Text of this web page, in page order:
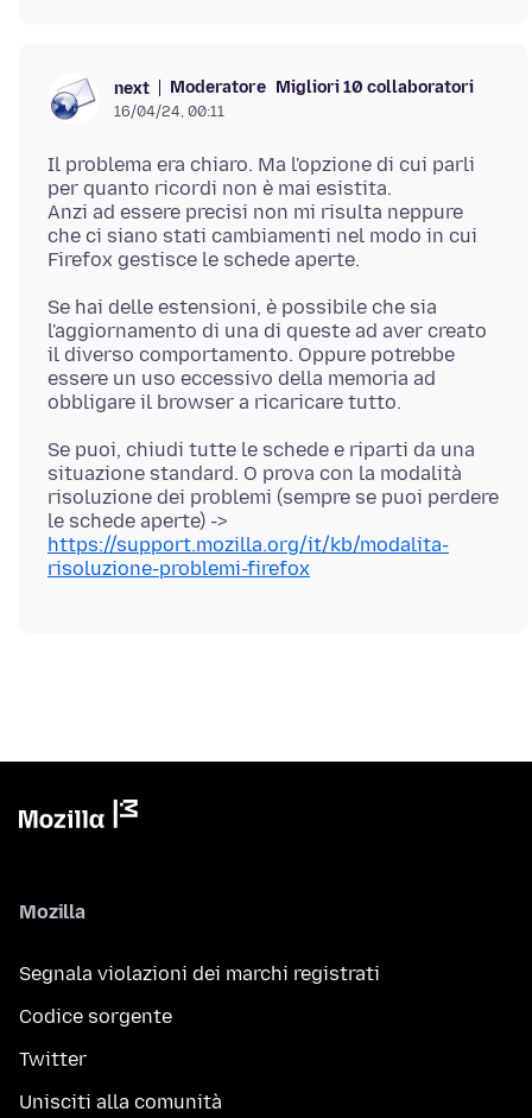
next Moderatore Migliori 10 collaboratori
16/04/24, 00:11
Il problema era chiaro. Ma l'opzione di cui parli
per quanto ricordi non è mai esistita.
Anzi ad essere precisi non mi risulta neppure
che ci siano stati cambiamenti nel modo in cui
Se hai delle estensioni, è possibile che sia
l'aggiornamento di una di queste ad aver creato
il diverso comportamento. Oppure potrebbe
essere un uso eccessivo della memoria ad
Se puoi, chiudi tutte le schede e riparti da una
situazione standard. O prova con la modalità
risoluzione dei problemi (sempre se puoi perdere
le schede aperte) ->
https://support.mozilla.org/it/kb/modalita-
risoluzione-problemi-firefox
Mozilla
Segnala violazioni dei marchi registrati
Codice sorgente
Twitter
Unisciti alla comunità